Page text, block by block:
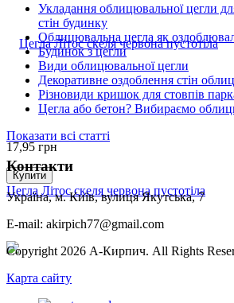
17,95 грн
Купити
Цегла Літос скеля червона пустотіла
Укладання облицювальної цегли
стін будинку
Облицювальна цегла як
Будинок з цегли
Види облицювальної цегли
Декоративне оздоблення стін
Різновиди кришок для стовпів
Цегла або бетон? Вибираємо
Показати всі статті
Контакти
Україна, м. Київ, вулиця Якутська, 7
E-mail: akirpich77@gmail.com
Copyright 2026 А-Кирпич. All Rights
Карта сайту